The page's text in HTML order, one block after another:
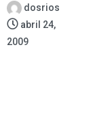
dosrios
abril 24,
2009